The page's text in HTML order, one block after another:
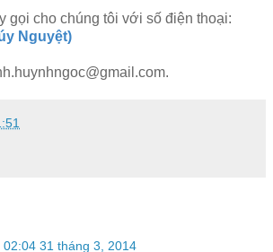
gọi cho chúng tôi với số điện thoại:
Nguyệt)
02:04 31 tháng 3, 2014